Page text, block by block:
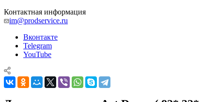
Контактная информация
im@prodservice.ru
Вконтакте
Telegram
YouTube